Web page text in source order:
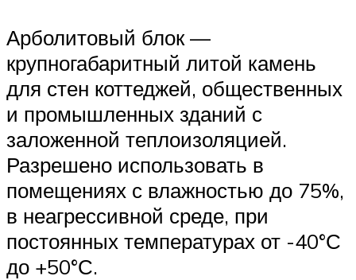
Арболитовый блок —
крупногабаритный литой камень
для стен коттеджей, общественных
и промышленных зданий с
заложенной теплоизоляцией.
Разрешено использовать в
помещениях с влажностью до 75%,
в неагрессивной среде, при
постоянных температурах от -40°С
до +50°С.